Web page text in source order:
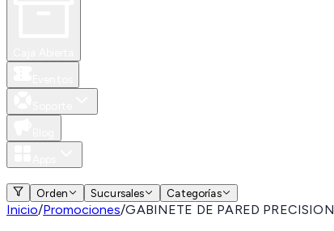
Orden Sucursales Categorías
Inicio/Promociones/GABINETE DE PARED PRECISION